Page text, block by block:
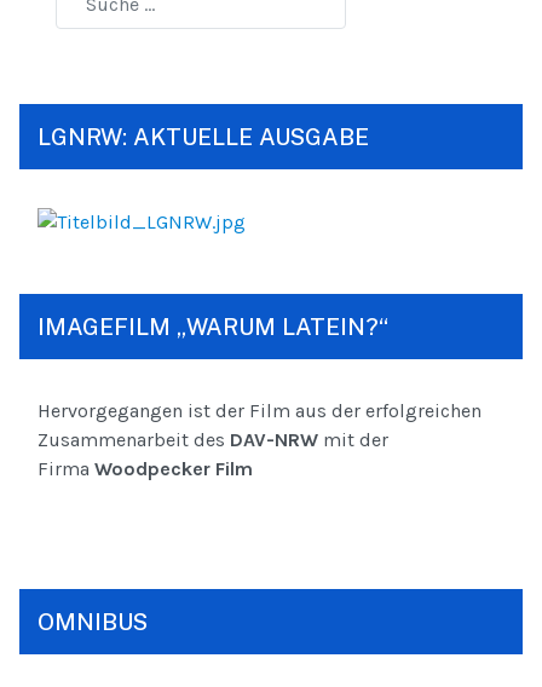
LGNRW: AKTUELLE AUSGABE
IMAGEFILM „WARUM LATEIN?“
Hervorgegangen ist der Film aus der erfolgreichen
Zusammenarbeit des DAV-NRW mit der
Firma Woodpecker Film
OMNIBUS